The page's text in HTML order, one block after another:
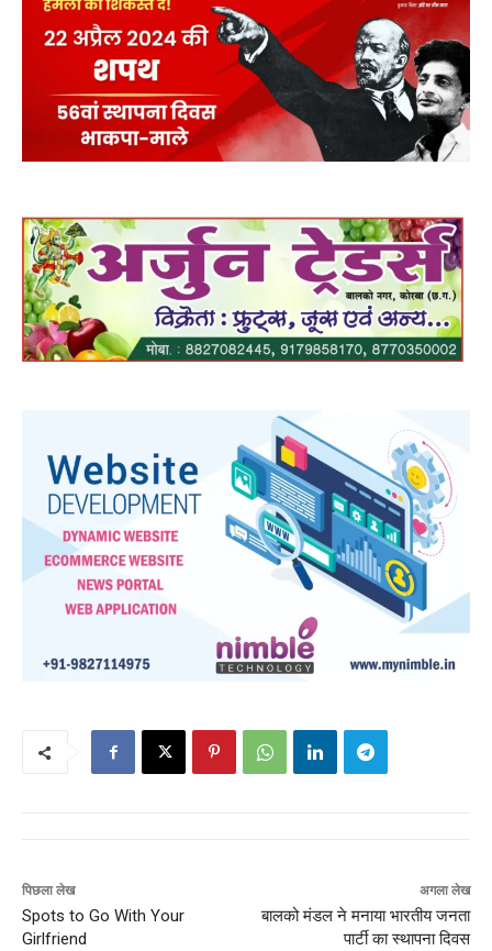
पिछला लेख
Spots to Go With Your
Girlfriend
अगला लेख
बालको मंडल ने मनाया भारतीय जनता
पार्टी का स्थापना दिवस